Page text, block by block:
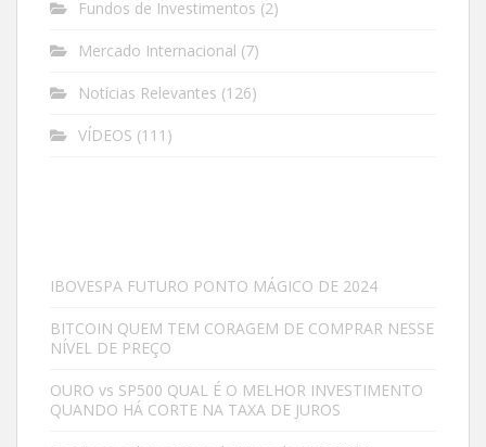
Fundos de Investimentos (2)
Mercado Internacional (7)
Notícias Relevantes (126)
VÍDEOS (111)
IBOVESPA FUTURO PONTO MÁGICO DE 2024
BITCOIN QUEM TEM CORAGEM DE COMPRAR NESSE
NÍVEL DE PREÇO
OURO vs SP500 QUAL É O MELHOR INVESTIMENTO
QUANDO HÁ CORTE NA TAXA DE JUROS